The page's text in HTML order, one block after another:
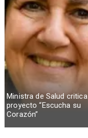
Ministra de Salud critica
proyecto “Escucha su
Corazón”